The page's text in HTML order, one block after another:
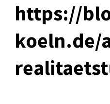
https://
koeln.de/